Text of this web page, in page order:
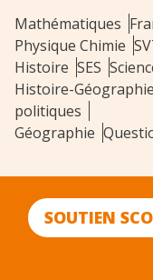
Mathématiques
Physique Chimie
Histoire SES
Histoire-
politiques
Géographie
SOUTIEN